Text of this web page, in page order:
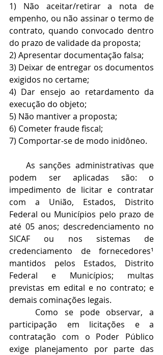
1) Não aceitar/retirar a nota de
empenho, ou não assinar o termo de
contrato, quando convocado dentro
do prazo de validade da proposta;
2) Apresentar documentação falsa;
3) Deixar de entregar os documentos
exigidos no certame;
4) Dar ensejo ao retardamento da
execução do objeto;
5) Não mantiver a proposta;
6) Cometer fraude fiscal;
7) Comportar-se de modo inidôneo.
    As sanções administrativas que
podem ser aplicadas são: o
impedimento de licitar e contratar
com a União, Estados, Distrito
Federal ou Municípios pelo prazo de
até 05 anos; descredenciamento no
SICAF ou nos sistemas de
credenciamento de fornecedores¹
mantidos pelos Estados, Distrito
Federal e Municípios; multas
previstas em edital e no contrato; e
demais cominações legais.
participação em licitações e a
contratação com o Poder Público
exige planejamento por parte das